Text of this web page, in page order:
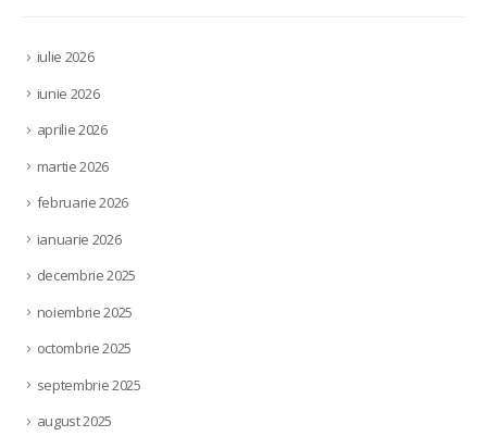
iulie 2026
iunie 2026
aprilie 2026
martie 2026
februarie 2026
ianuarie 2026
decembrie 2025
noiembrie 2025
octombrie 2025
septembrie 2025
august 2025